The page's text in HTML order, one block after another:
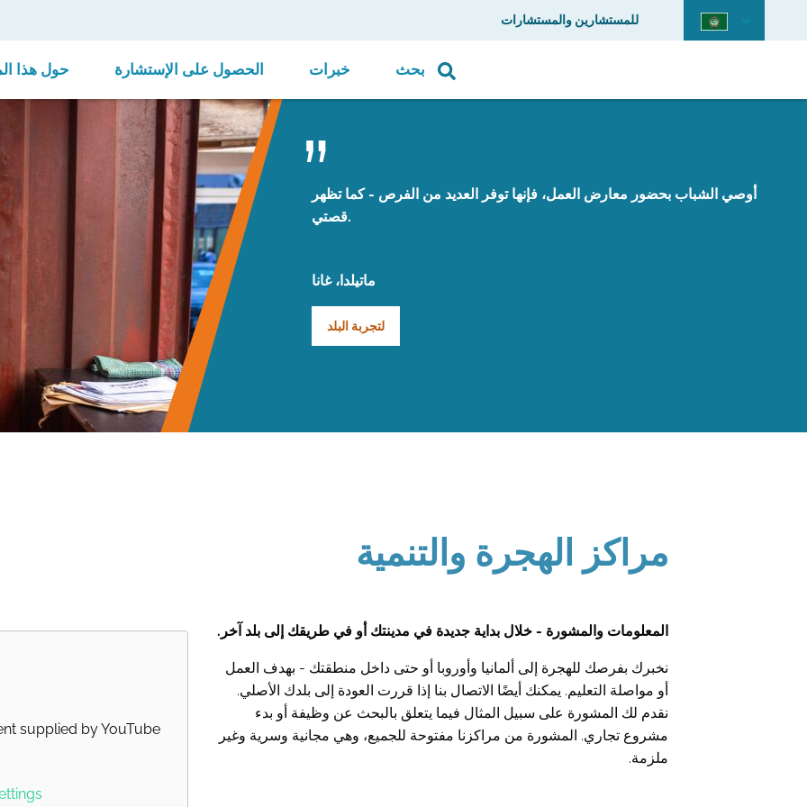
للمستشارين والمستشارات
حول هذا الحصول على الإستشارة خبرات بحث
أوصي الشباب بحضور معارض العمل، فإنها توفر العديد من الفرص - كما تظهر
قصتي.
ماتيلدا، غانا
لتجربة البلد
مراكز الهجرة والتنمية
المعلومات والمشورة - خلال بداية جديدة في مدينتك أو في طريقك إلى بلد آخر.
نخبرك بفرصك للهجرة إلى ألمانيا وأوروبا أو حتى داخل منطقتك - بهدف العمل
أو مواصلة التعليم. يمكنك أيضًا الاتصال بنا إذا قررت العودة إلى بلدك الأصلي.
نقدم لك المشورة على سبيل المثال فيما يتعلق بالبحث عن وظيفة أو بدء
مشروع تجاري. المشورة من مراكزنا مفتوحة للجميع، وهي مجانية وسرية وغير
ملزمة.
supplied byYouTube